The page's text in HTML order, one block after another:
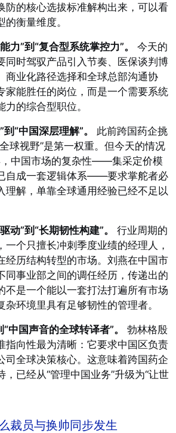
防的核心选拔标准解构出来，可以看
衡量维度。
力”到“复合型系统掌控力”。
今天的
同时驾驭产品引入节奏、医保谈判博
商业化路径选择和全球总部沟通协
家能胜任的岗位，而是一个需要系统
的综合型职位。
“中国深层理解”。
此前跨国药企挑
球视野”是第一权重。但今天的情况
中国市场的复杂性——集采定价模
自成一套逻辑体系——要求掌舵者必
理解，单靠全球通用经验已经不足以
动”到“长期韧性构建”。
行业周期的
一个只擅长冲刺季度业绩的经理人，
经历结构转型的市场。刘燕在中国市
同事业部之间的调任经历，传递出的
不是一个能以一套打法打遍所有市场
杂环境里具有足够韧性的管理者。
中国声音的全球转译者”。
勃林格殷
指向性最为清晰：它要求中国区负责
司全球决策核心。这意味着跨国药企
，已经从“管理中国业务”升级为“让世
裁员与换帅同步发生